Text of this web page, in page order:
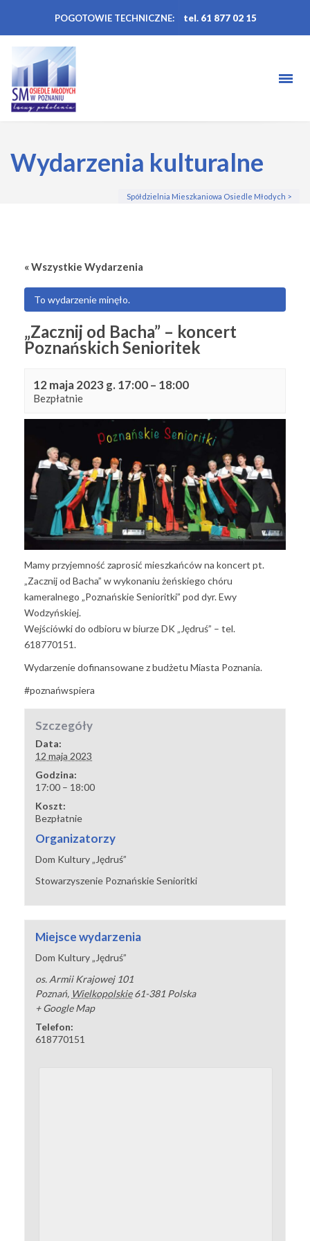
POGOTOWIE TECHNICZNE: tel. 61 877 02 15
Wydarzenia kulturalne
Spółdzielnia Mieszkaniowa Osiedle Młodych >
« Wszystkie Wydarzenia
To wydarzenie minęło.
„Zacznij od Bacha” – koncert
Poznańskich Senioritek
12 maja 2023 g. 17:00– 18:00
Bezpłatnie
Mamy przyjemność zaprosić mieszkańców na koncert pt.
„Zacznij od Bacha” w wykonaniu żeńskiego chóru
kameralnego „Poznańskie Senioritki” pod dyr. Ewy
Wodzyńskiej.
Wejściówki do odbioru w biurze DK „Jędruś” – tel.
618770151.
Wydarzenie dofinansowane z budżetu Miasta Poznania.
#poznańwspiera
Szczegóły
Data:
12 maja 2023
Godzina:
17:00 – 18:00
Koszt:
Bezpłatnie
Organizatorzy
Dom Kultury „Jędruś”
Stowarzyszenie Poznańskie Senioritki
Miejsce wydarzenia
Dom Kultury „Jędruś”
os. Armii Krajowej 101
Poznań, Wielkopolskie 61-381 Polska
+ Google Map
Telefon:
618770151